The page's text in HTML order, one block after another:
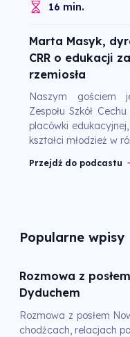
16 min.
Marta Masyk,
CRR o edukacji
rzemiosła
Naszym gościem
Zespołu Szkół
placówki
kształci młodzież w
Przejdź do podcastu
Popularne wpisy
Rozmowa z
Dyduchem
Rozmowa z posłem
chodźcach, relacjach